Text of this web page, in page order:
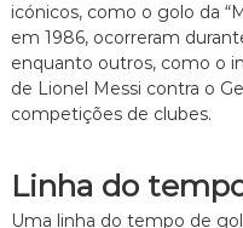
icónicos, como o golo da
em 1986, ocorreram
enquanto outros, como o
de Lionel Messi contra o
competições de clubes.
Linha do
Uma linha do tempo de